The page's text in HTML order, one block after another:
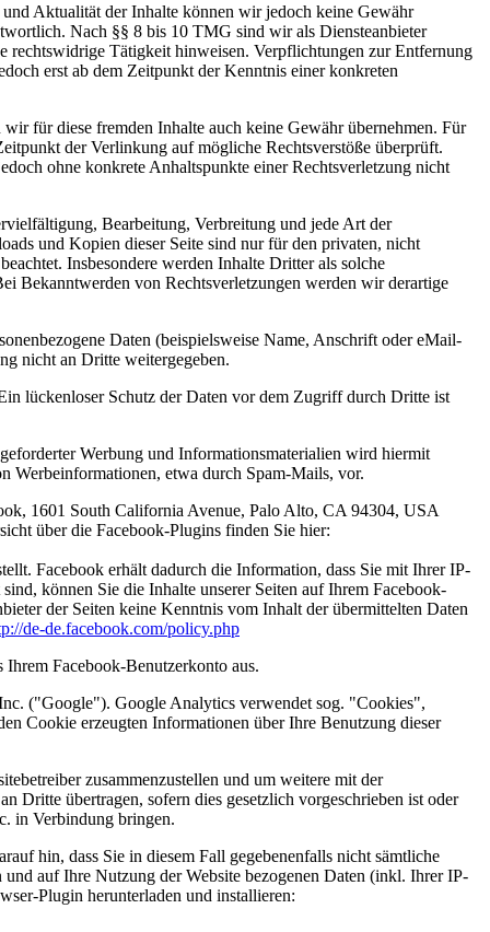
Aktualität der Inhalte können wir jedoch keine Gewähr
Nach §§ 8 bis 10 TMG sind wir als Diensteanbieter
rechtswidrige Tätigkeit hinweisen. Verpflichtungen zur Entfernung
erst ab dem Zeitpunkt der Kenntnis einer konkreten
für diese fremden Inhalte auch keine Gewähr übernehmen. Für
der Verlinkung auf mögliche Rechtsverstöße überprüft.
ohne konkrete Anhaltspunkte einer Rechtsverletzung nicht
Bearbeitung, Verbreitung und jede Art der
und Kopien dieser Seite sind nur für den privaten, nicht
Insbesondere werden Inhalte Dritter als solche
Bekanntwerden von Rechtsverletzungen werden wir derartige
Daten (beispielsweise Name, Anschrift oder eMail-
nicht an Dritte weitergegeben.
lückenloser Schutz der Daten vor dem Zugriff durch Dritte ist
Werbung und Informationsmaterialien wird hiermit
Werbeinformationen, etwa durch Spam-Mails, vor.
1601 South California Avenue, Palo Alto, CA 94304, USA
über die Facebook-Plugins finden Sie hier:
Facebook erhält dadurch die Information, dass Sie mit Ihrer IP-
können Sie die Inhalte unserer Seiten auf Ihrem Facebook-
der Seiten keine Kenntnis vom Inhalt der übermittelten Daten
de-de.facebook.com/policy.php
Facebook-Benutzerkonto aus.
("Google"). Google Analytics verwendet sog. "Cookies",
Cookie erzeugten Informationen über Ihre Benutzung dieser
zusammenzustellen und um weitere mit der
Dritte übertragen, sofern dies gesetzlich vorgeschrieben ist oder
in Verbindung bringen.
hin, dass Sie in diesem Fall gegebenenfalls nicht sämtliche
auf Ihre Nutzung der Website bezogenen Daten (inkl. Ihrer IP-
Plugin herunterladen und installieren: